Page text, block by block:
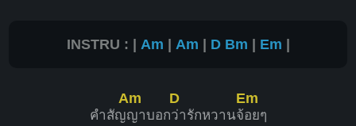
INSTRU : | Am | Am | D Bm | Em |
คำสัญ
Am
ญาบอก
D
ว่ารักหวานจ้
Em
อยๆ